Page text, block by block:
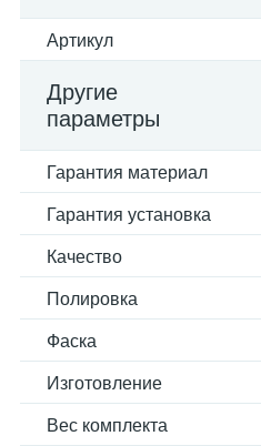
Артикул
Другие
параметры
Гарантия материал
Гарантия установка
Качество
Полировка
Фаска
Изготовление
Вес комплекта